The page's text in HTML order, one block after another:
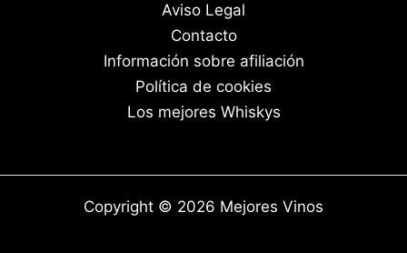
Aviso Legal
Contacto
Información sobre afiliación
Política de cookies
Los mejores Whiskys
Copyright © 2026 Mejores Vinos